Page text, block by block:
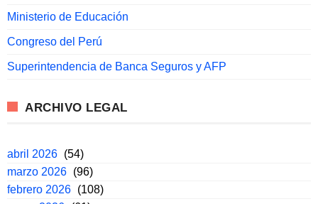
Ministerio de Educación
Congreso del Perú
Superintendencia de Banca Seguros y AFP
ARCHIVO LEGAL
abril 2026 (54)
marzo 2026 (96)
febrero 2026 (108)